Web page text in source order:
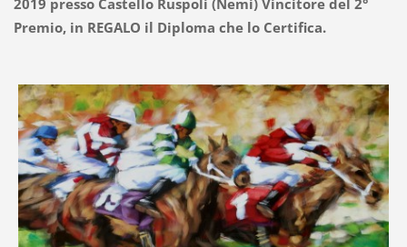
Premio, in REGALO il Diploma che lo Certifica.